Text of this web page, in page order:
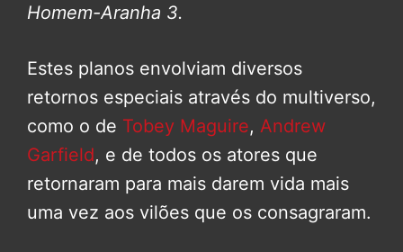
Homem-Aranha 3.
Estes planos envolviam diversos
retornos especiais através do multiverso,
como o de Tobey Maguire, Andrew
Garfield, e de todos os atores que
retornaram para mais darem vida mais
uma vez aos vilões que os consagraram.